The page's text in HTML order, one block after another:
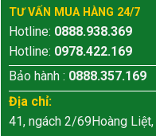
TƯ VẤN MUA HÀNG 24/7
Hotline: 0888.938.369
Hotline: 0978.422.169
Bảo hành : 0888.357.169
Địa chỉ:
41, ngách 2/69Hoàng